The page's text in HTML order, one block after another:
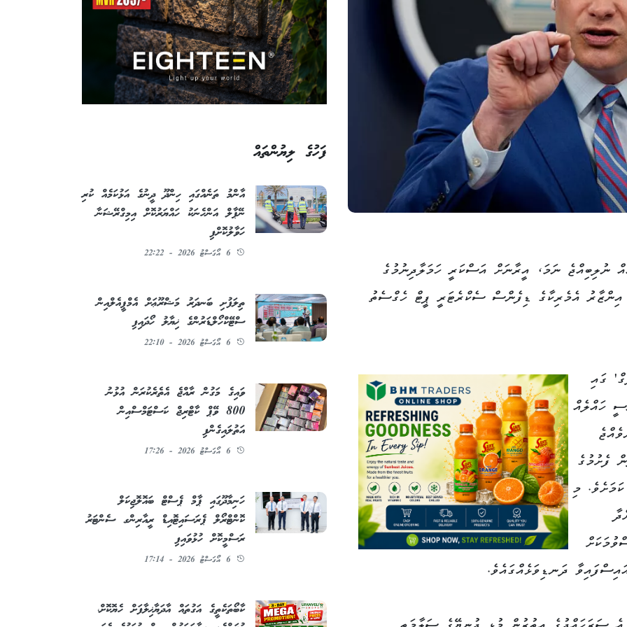
ނުލިބިއްޖެ ނަމަ، އީރާނަށް އަސްކަރީ ހަމަލާދިނުމުގެ
އިންޒާރު އެމެރިކާގެ ޑިފެންސް ސެކްރެޓަރީ ޕީޓް ހެގްސެތު
ގައި
ހައްލެއް
ފެށުމުގެ
މި
ދަނޑިވަޅެއްގައެވެ.
ފަހުގެ ލިޔުންތައް
އާންމު ތަނެއްގައި ހިންދޫ ދީނުގެ އަޅުކަމެއް ކުރި
ނޭޕާލް އަންހެނަކު ހައްޔަރުކޮށް އިމިގްރޭޝަނާ
ހަވާލުކޮށްފި
6 އޯގަސްޓު 2026 - 22:22
ތިލަފުށި ބަނދަރު މަޝްރޫޢަށް އެމްޕީއެލްއިން
ސްޓޭކްހޯލްޑަރުންގެ ޚިޔާލު ހޯދައިފި
6 އޯގަސްޓު 2026 - 22:10
ވައިގެ މަގުން ރާއްޖެ އެތެރެކުރަން އުޅުނު
800 ވޭޕް ކާޓްރިޖް ކަސްޓަމްސްއިން
އަތުލައިގެންފި
6 އޯގަސްޓު 2026 - 17:26
ހަނިމާދޫގައި ޕާމް ޕެސްޓް ބައޮލޮޖިކަލް
ކޮންޓްރޯލް ޕެރަސައިޓޮއިޑް ރީއާރިންގ ސެންޓަރު
ރަސްމީކޮށް ހުޅުވައިފި
6 އޯގަސްޓު 2026 - 17:14
ކާބޯތަކެތީގެ އަގުތައް އާދަޔާޚިލާފަށް ހެޔޮކޮށް،